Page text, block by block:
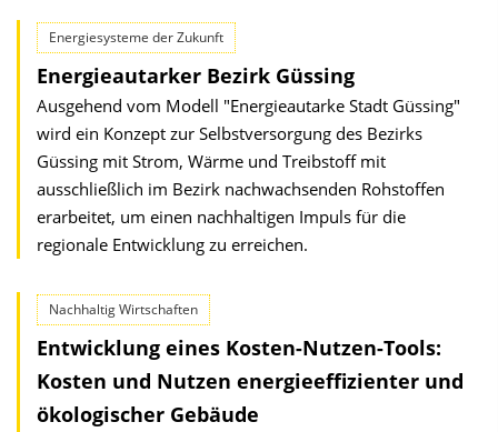
Energiesysteme der Zukunft
Energieautarker Bezirk Güssing
Ausgehend vom Modell "Energieautarke Stadt Güssing"
wird ein Konzept zur Selbstversorgung des Bezirks
Güssing mit Strom, Wärme und Treibstoff mit
ausschließlich im Bezirk nachwachsenden Rohstoffen
erarbeitet, um einen nachhaltigen Impuls für die
regionale Entwicklung zu erreichen.
Nachhaltig Wirtschaften
Entwicklung eines Kosten-Nutzen-Tools:
Kosten und Nutzen energieeffizienter und
ökologischer Gebäude